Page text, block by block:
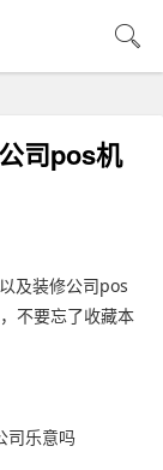
司pos机
及装修公司pos
不要忘了收藏本
司乐意吗